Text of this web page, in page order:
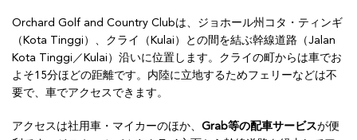
Orchard Golf and Country Clubは、ジョホール州コタ・ティンギ
（Kota Tinggi）、クライ（Kulai）との間を結ぶ幹線道路（Jalan
Kota Tinggi／Kulai）沿いに位置します。クライの町からは車でお
よそ15分ほどの距離です。内陸に立地するためフェリーなどは不
要で、車でアクセスできます。
アクセスは社用車・マイカーのほか、 Grab等の配車サービスが便